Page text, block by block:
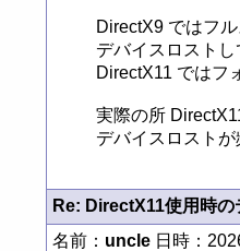
DirectX9 ではフ
デバイスロスト
DirectX11 ではフ
実際の所
デバイスロスト
Re: DirectX11使用時
名前： uncle日時：